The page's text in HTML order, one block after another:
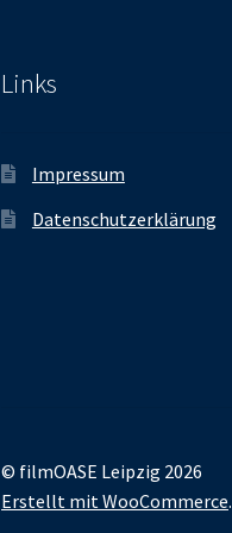
Links
Impressum
Datenschutzerklärung
© filmOASE Leipzig 2026
Erstellt mit WooCommerce.